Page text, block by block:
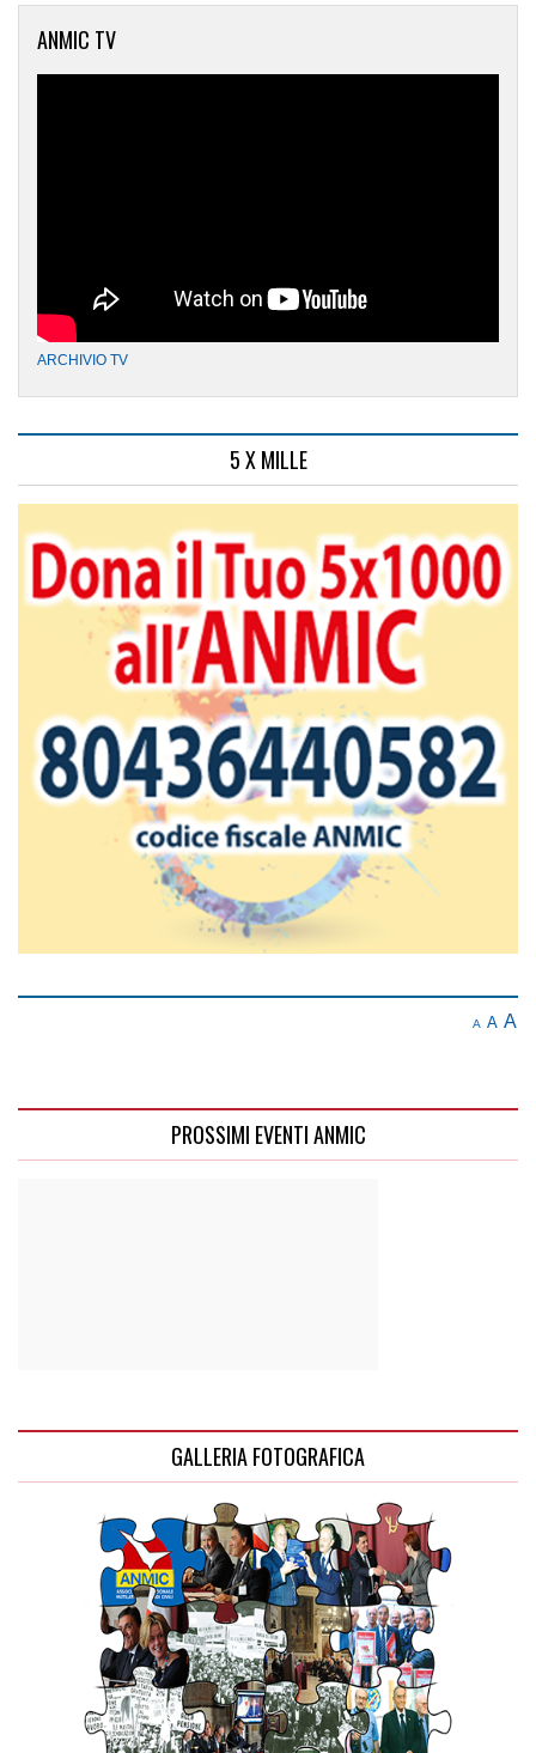
ANMIC TV
ARCHIVIO TV
5 X MILLE
A A A
PROSSIMI EVENTI ANMIC
GALLERIA FOTOGRAFICA